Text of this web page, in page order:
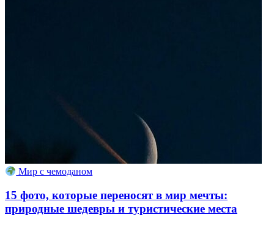
Мир с чемоданом
15 фото, которые переносят в мир мечты:
природные шедевры и туристические места